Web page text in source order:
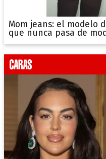
Mom jeans: el modelo
que nunca pasa de